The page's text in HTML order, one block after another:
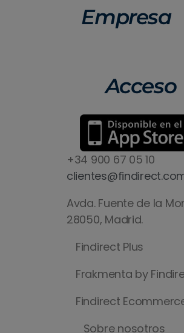
Empresa
Acceso
+34 900 67 05 10
Avda. Fuente de la
28050, Madrid.
Findirect Plus
Frakmenta by
Findirect
Sobre nosotros